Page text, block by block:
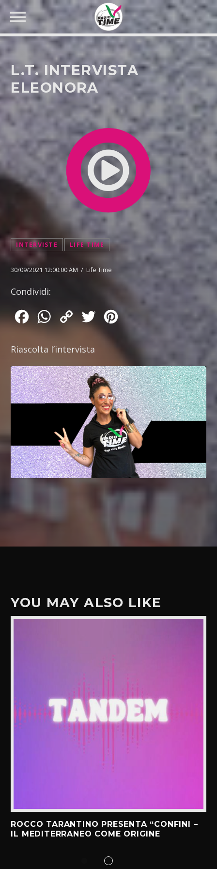
CERCA NEL SITO WEB:
L.T. INTERVISTA
ELEONORA
INTERVISTE LIFE TIME
30/09/2021 12:00:00 AM / Life Time
Condividi:
FacebookWhatsApp
Copy
Twitter
Riascolta l’intervista
YOU MAY ALSO LIKE
ROCCO TARANTINO PRESENTA “CONFINI –
IL MEDITERRANEO COME ORIGINE